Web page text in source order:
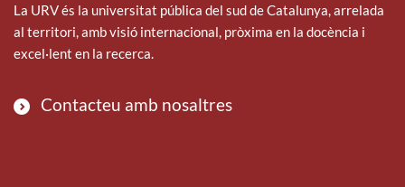
La URV és la universitat pública del sud de Catalunya, arrelada
al territori, amb visió internacional, pròxima en la docència i
excel·lent en la recerca.
Contacteu amb nosaltres